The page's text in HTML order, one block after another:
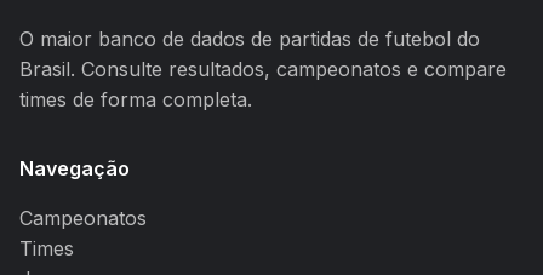
O maior banco de dados de partidas de futebol do
Brasil. Consulte resultados, campeonatos e compare
times de forma completa.
Navegação
Campeonatos
Times